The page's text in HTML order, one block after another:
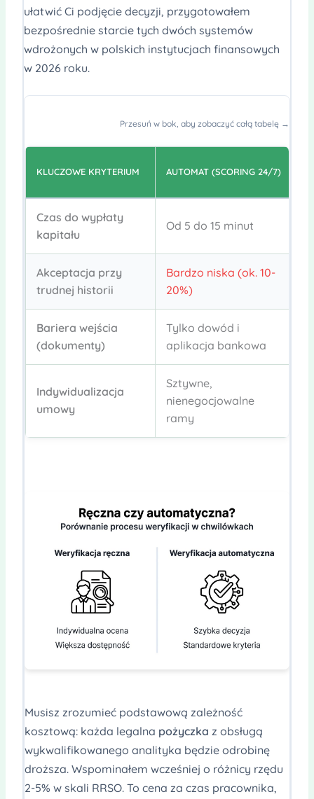
ułatwić Ci podjęcie decyzji, przygotowałem
bezpośrednie starcie tych dwóch systemów
wdrożonych w polskich instytucjach finansowych
w 2026 roku.
Przesuń w bok, aby zobaczyć całą tabelę →
KLUCZOWE KRYTERIUM AUTOMAT (SCORING 24/7)
Czas do wypłaty
kapitału
Od 5 do 15 minut
Akceptacja przy
trudnej historii
Bardzo niska (ok. 10-
20%)
Bariera wejścia
(dokumenty)
Tylko dowód i
aplikacja bankowa
Indywidualizacja
umowy
Sztywne,
nienegocjowalne
ramy
Musisz zrozumieć podstawową zależność
kosztową: każda legalna pożyczka z obsługą
wykwalifikowanego analityka będzie odrobinę
droższa. Wspominałem wcześniej o różnicy rzędu
2-5% w skali RRSO. To cena za czas pracownika,